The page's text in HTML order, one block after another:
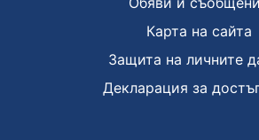
Карта на сайта
Защита на личните
Декларация за